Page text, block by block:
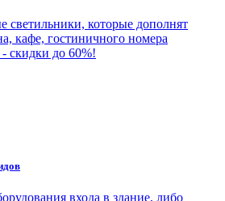
светильники, которые дополнят
кафе, гостиничного номера
скидки до 60%!
входа в здание, либо